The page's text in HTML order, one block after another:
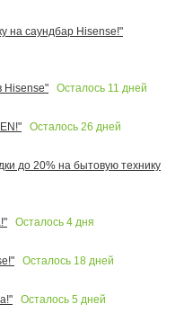
на саундбар Hisense!"
Hisense"
Осталось 11 дней
Осталось 26 дней
до 20% на бытовую технику
Осталось 4 дня
Осталось 18 дней
Осталось 5 дней